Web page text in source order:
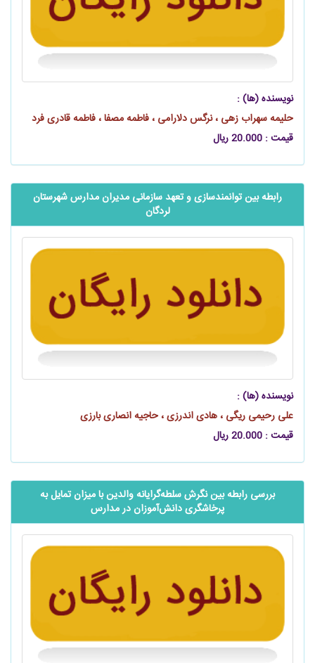
نویسنده (ها) :
حلیمه سهراب‌ زهی ، نرگس دلارامی ، فاطمه مصفا ، فاطمه قادری فرد
قیمت : 20.000 ریال
رابطه بین توانمندسازی و ‌‌تعهد سازمانی مدیران مدارس شهرستان
لردگان
نویسنده (ها) :
علی رحیمی ریگی ، هادی اندرزی ، حاجیه انصاری بارزی
قیمت : 20.000 ریال
بررسی رابطه بین نگرش ‌‌‌‌‌سلطه‌گرایانه والدین با میزان تمایل به
پرخاشگری ‌‌‌‌‌دانش‌آموزان در مدارس